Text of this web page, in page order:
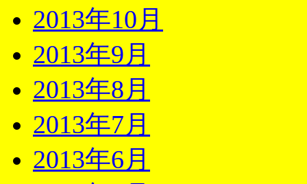
2013年10月
2013年9月
2013年8月
2013年7月
2013年6月